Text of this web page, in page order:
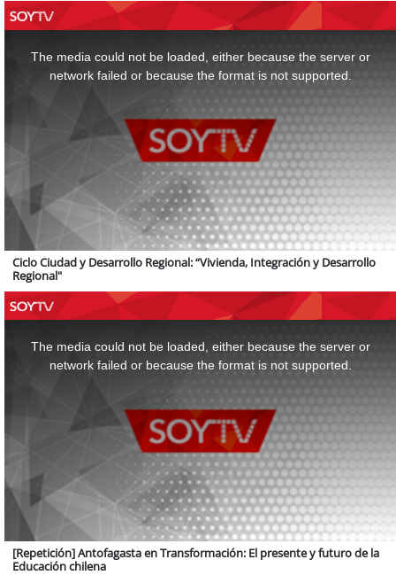
The media could not be loaded, either because the server or
network failed or because the format is not supported.
Ciclo Ciudad y Desarrollo Regional: “Vivienda, Integración y Desarrollo
Regional"
The media could not be loaded, either because the server or
network failed or because the format is not supported.
[Repetición] Antofagasta en Transformación: El presente y futuro de la
Educación chilena